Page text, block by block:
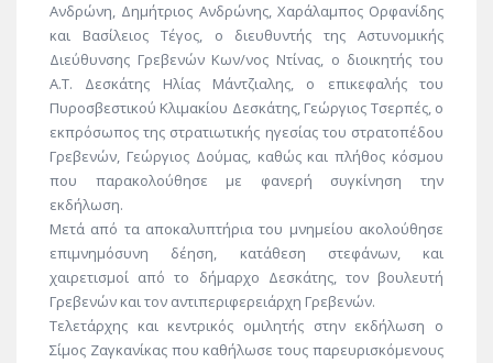
Ανδρώνη, Δημήτριος Ανδρώνης, Χαράλαμπος Ορφανίδης
και Βασίλειος Τέγος, ο διευθυντής της Αστυνομικής
Διεύθυνσης Γρεβενών Κων/νος Ντίνας, ο διοικητής του
Α.Τ. Δεσκάτης Ηλίας Μάντζιαλης, ο επικεφαλής του
Πυροσβεστικού Κλιμακίου Δεσκάτης, Γεώργιος Τσερπές, ο
εκπρόσωπος της στρατιωτικής ηγεσίας του στρατοπέδου
Γρεβενών, Γεώργιος Δούμας, καθώς και πλήθος κόσμου
που παρακολούθησε με φανερή συγκίνηση την
εκδήλωση.
Μετά από τα αποκαλυπτήρια του μνημείου ακολούθησε
επιμνημόσυνη δέηση, κατάθεση στεφάνων, και
χαιρετισμοί από το δήμαρχο Δεσκάτης, τον βουλευτή
Γρεβενών και τον αντιπεριφερειάρχη Γρεβενών.
Τελετάρχης και κεντρικός ομιλητής στην εκδήλωση ο
Σίμος Ζαγκανίκας που καθήλωσε τους παρευρισκόμενους